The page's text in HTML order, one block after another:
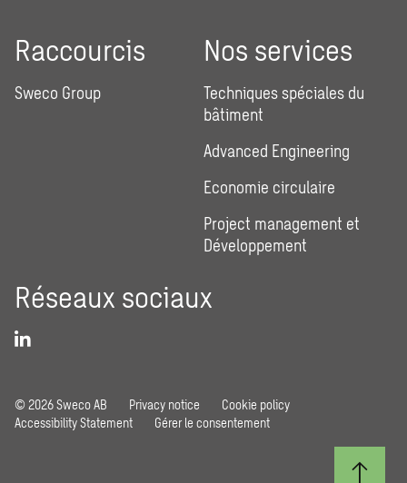
Raccourcis
Sweco Group
Nos services
Techniques spéciales du
bâtiment
Advanced Engineering
Economie circulaire
Project management et
Développement
Réseaux sociaux
© 2026 Sweco AB Privacy notice
Cookie policy
Accessibility Statement
Gérer le consentement